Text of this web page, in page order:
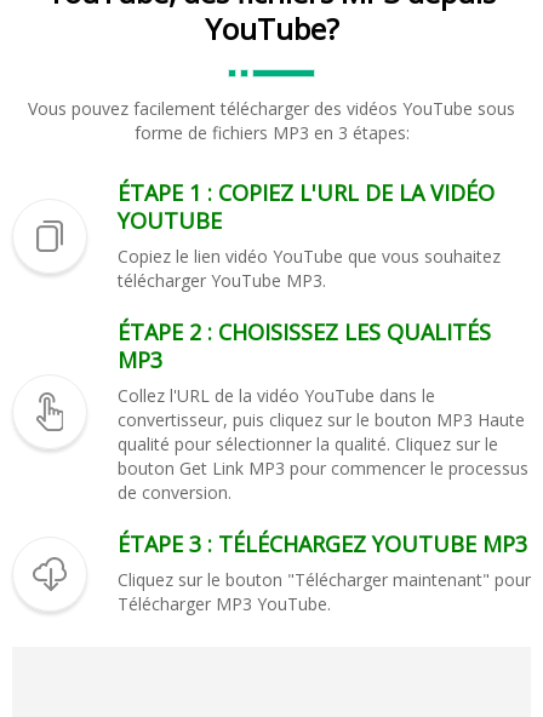
YouTube?
Vous pouvez facilement télécharger des vidéos YouTube sous
forme de fichiers MP3 en 3 étapes:
ÉTAPE 1 : COPIEZ L'URL DE LA VIDÉO
YOUTUBE
Copiez le lien vidéo YouTube que vous souhaitez
télécharger YouTube MP3.
ÉTAPE 2 : CHOISISSEZ LES QUALITÉS
MP3
Collez l'URL de la vidéo YouTube dans le
convertisseur, puis cliquez sur le bouton MP3 Haute
qualité pour sélectionner la qualité. Cliquez sur le
bouton Get Link MP3 pour commencer le processus
de conversion.
ÉTAPE 3 : TÉLÉCHARGEZ YOUTUBE MP3
Cliquez sur le bouton "Télécharger maintenant" pour
Télécharger MP3 YouTube.